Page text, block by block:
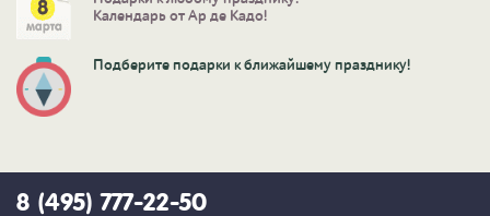
Календарь от Ар де Кадо!
Подберите подарки к ближайшему празднику!
8 (495) 777-22-50